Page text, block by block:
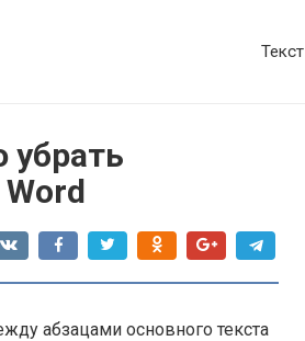
Текст
абзацами основного текста